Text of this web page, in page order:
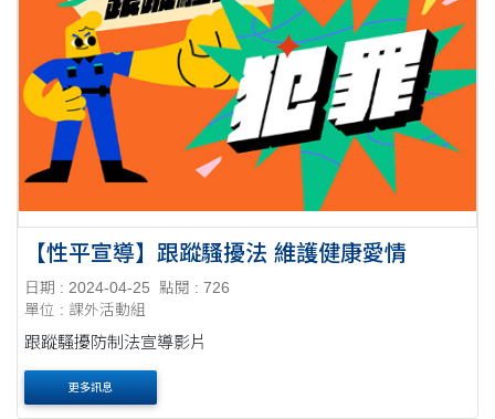
【性平宣導】跟蹤騷擾法 維護健康愛情
日期 : 2024-04-25
點閱 : 726
單位 : 課外活動組
跟蹤騷擾防制法宣導影片
更多訊息